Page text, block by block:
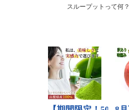
スループットって何？